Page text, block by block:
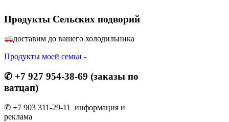
Продукты Сельских подворий
доставим до вашего холодильника
Продукты моей семьи -
✆ +7 927 954-38-69 (заказы по
ватцап)
✆ +7 903 311-29-11 информация и
реклама